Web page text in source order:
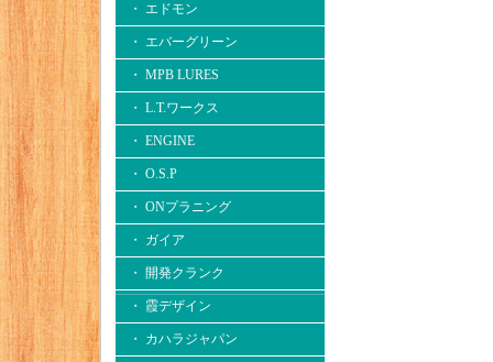
・ エドモン
・ エバーグリーン
・ MPB LURES
・ L.T.ワークス
・ ENGINE
・ O.S.P
・ ONプラニング
・ ガイア
・ 開発クランク
・ 霞デザイン
・ カハラジャパン